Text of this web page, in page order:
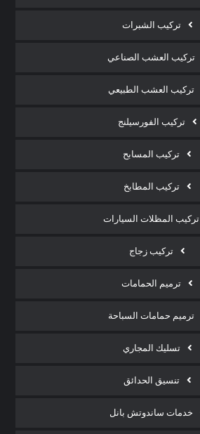
تركيب الشبرات
تركيب العشب الصناعي
تركيب العشب الطبيعي
تركيب الفورسيلنج
تركيب المسابح
تركيب المطابخ
تركيب المظلات السيارات
تركيب زجاج
ترميم الحمامات
ترميم حمامات السباحة
تسليك المجاري
تنسيق الحدائق
خدمات ساندوتش بانل